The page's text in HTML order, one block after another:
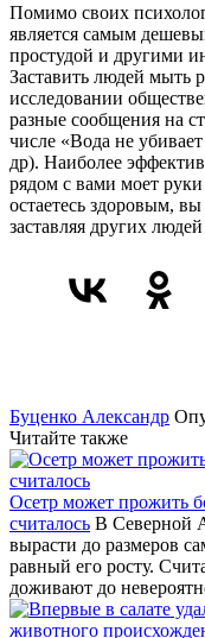
Помимо своих
является самым
простудой и другими
Заставить людей мыть
исследовании
разные сообщения на
числе «Вода не
др). Наиболее
рядом с вами моет
остаетесь здоровым,
заставляя других
Буценко Александр
Читайте также
Осетр может прожить
считалось В Северной
вырасти до размеров
равный его росту.
доживают до